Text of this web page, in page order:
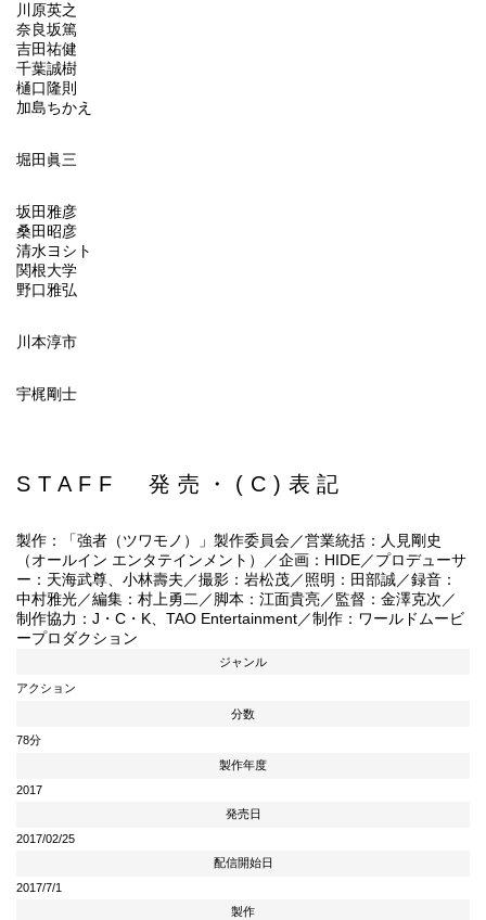
川原英之
奈良坂篤
吉田祐健
千葉誠樹
樋口隆則
加島ちかえ
堀田眞三
坂田雅彦
桑田昭彦
清水ヨシト
関根大学
野口雅弘
川本淳市
宇梶剛士
STAFF 発売・(C)表記
製作：「強者（ツワモノ）」製作委員会／営業統括：人見剛史
（オールイン エンタテインメント）／企画：HIDE／プロデューサ
ー：天海武尊、小林壽夫／撮影：岩松茂／照明：田部誠／録音：
中村雅光／編集：村上勇二／脚本：江面貴亮／監督：金澤克次／
制作協力：J・C・K、TAO Entertainment／制作：ワールドムービ
ープロダクション
ジャンル
アクション
分数
78分
製作年度
2017
発売日
2017/02/25
配信開始日
2017/7/1
製作